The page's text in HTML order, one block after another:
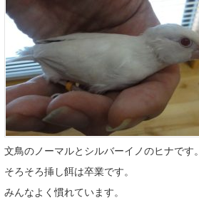
文鳥のノーマルとシルバーイノのヒナです。
そろそろ挿し餌は卒業です。
みんなよく慣れています。